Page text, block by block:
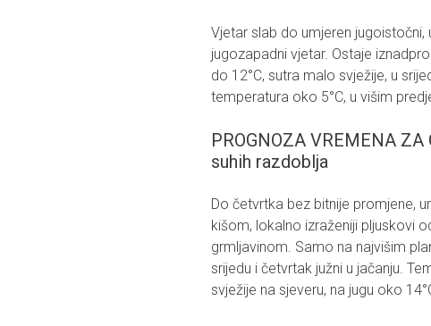
Vjetar slab do umjeren jugoistočni,
jugozapadni vjetar. Ostaje
do 12°C, sutra malo svježije, u
temperatura oko 5°C, u višim
PROGNOZA VREMENA ZA
suhih razdoblja
Do četvrtka bez bitnije promjene,
kišom, lokalno izraženiji pljuskovi
grmljavinom. Samo na najvišim
srijedu i četvrtak južni u jačanju.
svježije na sjeveru, na jugu oko